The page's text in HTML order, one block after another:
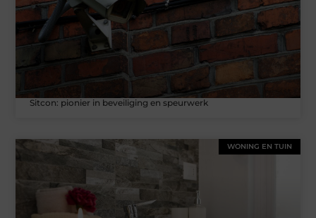
Sitcon: pionier in beveiliging en speurwerk
WONING EN TUIN